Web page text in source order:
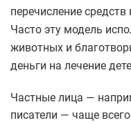
перечисление
Часто эту модель
животных и
деньги на лечение
Частные лица —
писатели — чаще